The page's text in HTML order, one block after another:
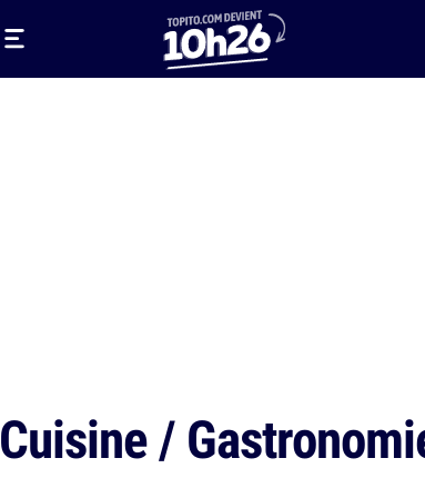
Cuisine /